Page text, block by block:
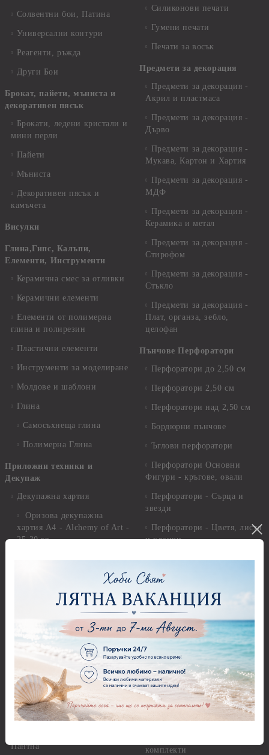
Солвентни бои, Патина
Универсални контури
Реагенти, ръжда
Други Бои
Брокат, пайети, мъниста и
декоративен пясък
Брокати, ледени кристали и
мини перли
Пайети
Мъниста
Декоративен пясък и
камъчета
Висулки
Глина,Гипс, Калъпи,
Елементи, Инструменти
Керамична смес за отливки
Керамични елементи
Елементи от полимерна
глина и полирезин
Пластични елементи
Инструменти за моделиране
Молдове и шаблони
Глина
Самосъхнеща глина
Полимерна Глина
Приложни техники и
Декупаж
Декупажна хартия
Оризова декупажна
хартия А4 - Alchemy of Art -
25-30 гр.
Оризова декупажна хартия
А4 - Itd. Collection - 25-30
Фина оризова декупажна
хартия Stamperia - 21 х
29.см. - 28гр.
Декупажна хартия - Други
Антични пасти
Вакс пасти
Грунд, Основи, Релефни
пасти
Пантна
Силиконови печати
Гумени печати
Печати за восък
Предмети за декорация
Предмети за декорация -
Акрил и пластмаса
Предмети за декорация -
Дърво
Предмети за декорация -
Мукава, Картон и Хартия
Предмети за декорация -
МДФ
Предмети за декорация -
Керамика и метал
Предмети за декорация -
Стирофом
Предмети за декорация -
Стъкло
Предмети за декорация -
Плат, органза, зебло,
целофан
Пънчове Перфоратори
Перфоратори до 2,50 см
Перфоратори 2,50 см
Перфоратори над 2,50 см
Бордюрни пънчове
Ъглови перфоратори
Перфоратори Основни
Фигури - кръгове, овали
Перфоратори - Сърца и
звезди
Перфоратори - Цветя, листа
и клонки
Перфоратори - Детски
Перфоратори - Животни
Перфоратори - Коледни и
Рисуване
Грунд и почистващи
разтвори
Платна за рисуване
Стативи и поставки
Четки и инструменти
комплекти